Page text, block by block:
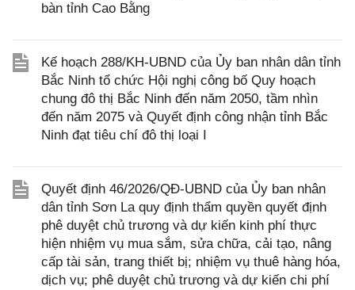
bàn tỉnh Cao Bằng
Kế hoạch 288/KH-UBND của Ủy ban nhân dân tỉnh
Bắc Ninh tổ chức Hội nghị công bố Quy hoạch
chung đô thị Bắc Ninh đến năm 2050, tầm nhìn
đến năm 2075 và Quyết định công nhận tỉnh Bắc
Ninh đạt tiêu chí đô thị loại I
Quyết định 46/2026/QĐ-UBND của Ủy ban nhân
dân tỉnh Sơn La quy định thẩm quyền quyết định
phê duyệt chủ trương và dự kiến kinh phí thực
hiện nhiệm vụ mua sắm, sửa chữa, cải tạo, nâng
cấp tài sản, trang thiết bị; nhiệm vụ thuê hàng hóa,
dịch vụ; phê duyệt chủ trương và dự kiến chi phí